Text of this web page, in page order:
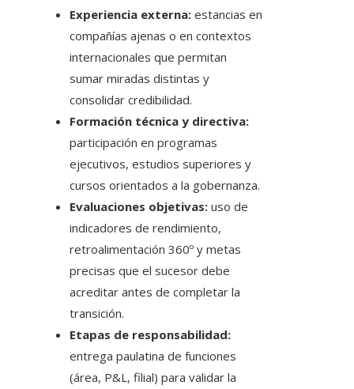
Experiencia externa: estancias en
compañías ajenas o en contextos
internacionales que permitan
sumar miradas distintas y
consolidar credibilidad.
Formación técnica y directiva:
participación en programas
ejecutivos, estudios superiores y
cursos orientados a la gobernanza.
Evaluaciones objetivas: uso de
indicadores de rendimiento,
retroalimentación 360º y metas
precisas que el sucesor debe
acreditar antes de completar la
transición.
Etapas de responsabilidad:
entrega paulatina de funciones
(área, P&L, filial) para validar la